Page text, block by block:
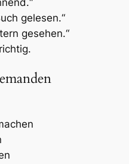
gelesen.“
gesehen.“